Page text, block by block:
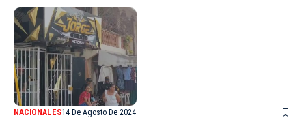
NACIONALES14 De Agosto De 2024